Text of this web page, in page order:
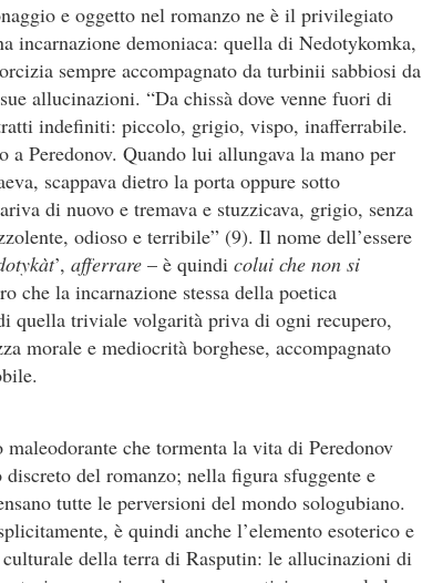
e oggetto nel romanzo ne è il privilegiato
incarnazione demoniaca: quella di Nedotykomka,
sempre accompagnato da turbinii sabbiosi da
allucinazioni. “Da chissà dove venne fuori di
indefiniti: piccolo, grigio, vispo, inafferrabile.
a Peredonov. Quando lui allungava la mano per
scappava dietro la porta oppure sotto
di nuovo e tremava e stuzzicava, grigio, senza
odioso e terribile” (9). Il nome dell’essere
’, afferrare – è quindi colui che non si
che la incarnazione stessa della poetica
quella triviale volgarità priva di ogni recupero,
morale e mediocrità borghese, accompagnato
che tormenta la vita di Peredonov
del romanzo; nella figura sfuggente e
tutte le perversioni del mondo sologubiano.
è quindi anche l’elemento esoterico e
della terra di Rasputin: le allucinazioni di